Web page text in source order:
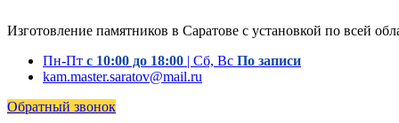
Изготовление памятников в Саратове с установкой по всей
Пн-Пт с 10:00 до 18:00 | Сб, Вс По записи
kam.master.saratov@mail.ru
Обратный звонок